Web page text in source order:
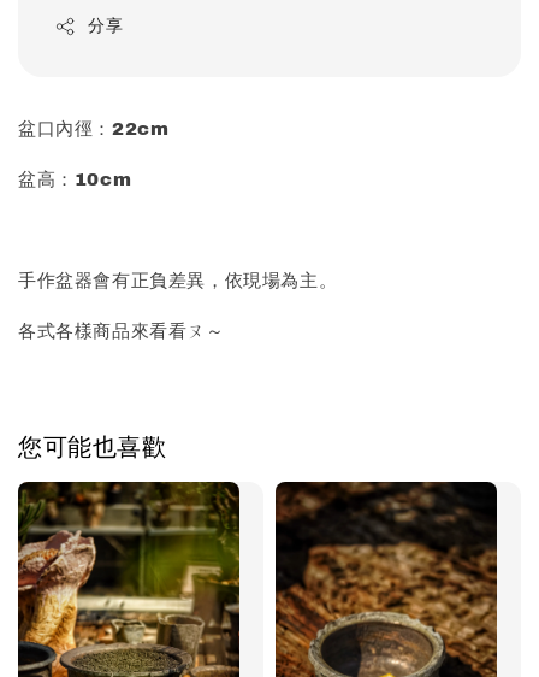
分享
盆口內徑：22cm
盆高：10cm
手作盆器會有正負差異，依現場為主。
各式各樣商品來看看ㄡ～
您可能也喜歡